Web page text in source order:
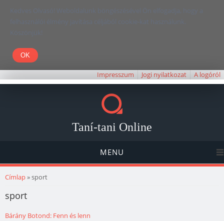
Kedves Olvasó! Weboldalunk böngészésével Ön elfogadja, hogy a
felhasználói élmény javítása céljából cookie-kat használunk.
Köszönjük!
Impresszum Jogi nyilatkozat A logóról
Taní-tani Online
MENU
Jelenlegi hely
Címlap» sport
sport
Bárány Botond: Fenn és lenn